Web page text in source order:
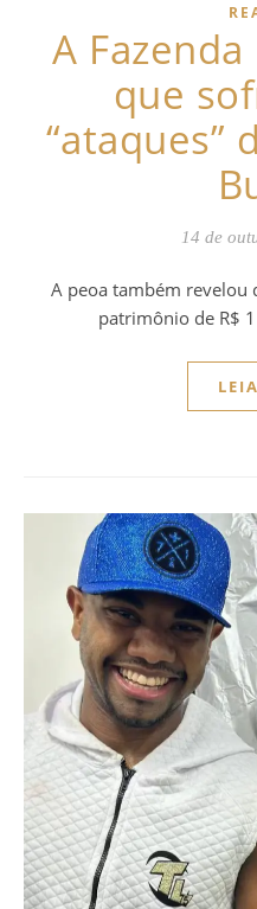
A
que
“ataques”
14 de
A peoa também revelou que o ex-marido somou um
patrimônio de R$